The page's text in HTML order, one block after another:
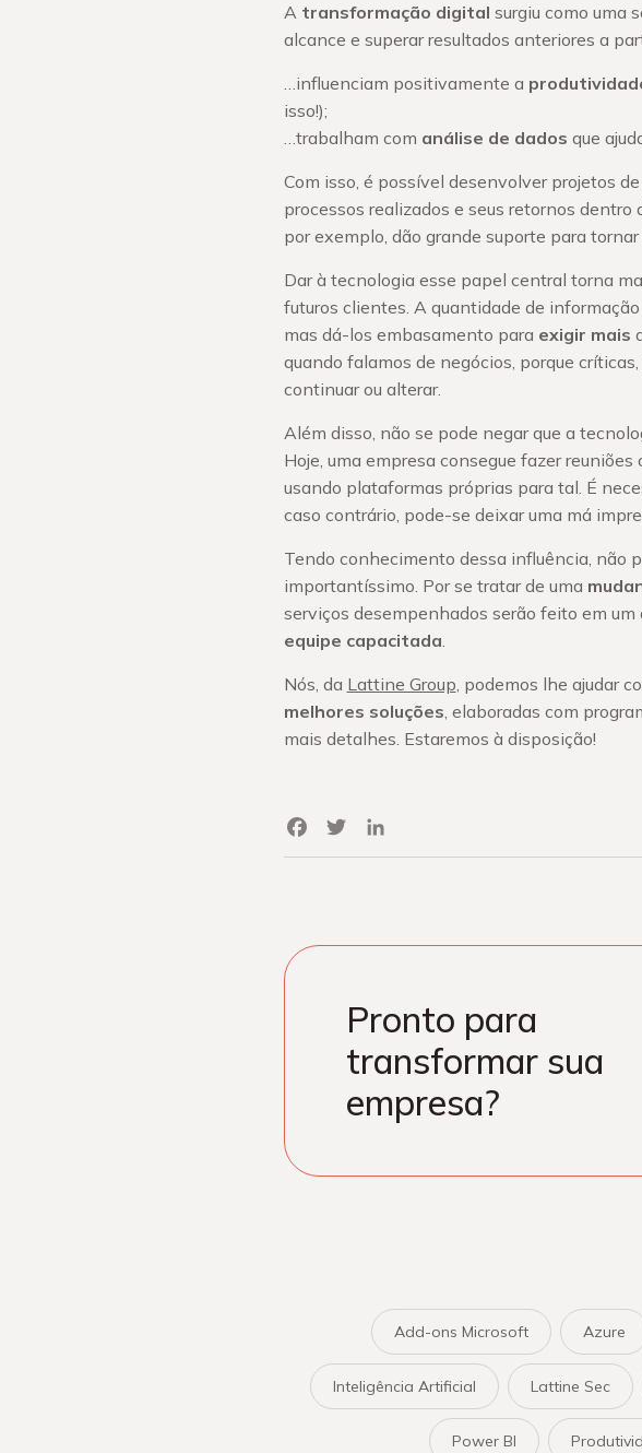
A transformação digital surgiu como uma
alcance e superar resultados anteriores a
…influenciam positivamente a
isso!);
…trabalham com análise de dados que
Com isso, é possível desenvolver projetos
processos realizados e seus retornos dentro
por exemplo, dão grande suporte para
Dar à tecnologia esse papel central torna
futuros clientes. A quantidade de
mas dá-los embasamento para exigir mais
quando falamos de negócios, porque
continuar ou alterar.
Além disso, não se pode negar que a
Hoje, uma empresa consegue fazer
usando plataformas próprias para tal. É
caso contrário, pode-se deixar uma má
Tendo conhecimento dessa influência, não
importantíssimo. Por se tratar de uma
serviços desempenhados serão feito em
equipe capacitada.
Nós, da Lattine Group, podemos lhe ajudar
melhores soluções, elaboradas com
mais detalhes. Estaremos à disposição!
FacebookTwitterLinkedIn
Pronto para
transformar sua
empresa?
Add-ons Microsoft Azure
Inteligência Artificial Lattine Sec
Power BI